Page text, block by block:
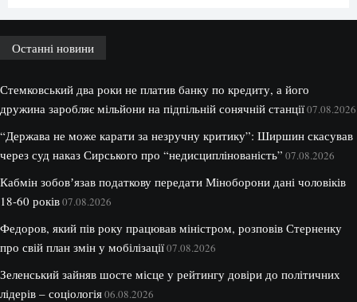
Останні новини
Стемковський два роки не платив банку по кредиту, а його
дружина заробляє мільйони на підпільній сонячній станції07.08.2026
“Держава не може карати за незручну критику”: Ширшин скасував
через суд наказ Сирського про “недисциплінованість” 07.08.2026
Кабмін зобовʼязав податкову передати Міноборони дані чоловіків
18-60 років07.08.2026
Федоров, який пів року працював міністром, розповів Стерненку
про свій план змін у мобілізації07.08.2026
Зеленський зайняв шосте місце у рейтингу довіри до політичних
лідерів – соціологія06.08.2026